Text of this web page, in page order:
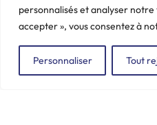
personnalisés et analyser notre
accepter », vous consentez à
Personnaliser Tout